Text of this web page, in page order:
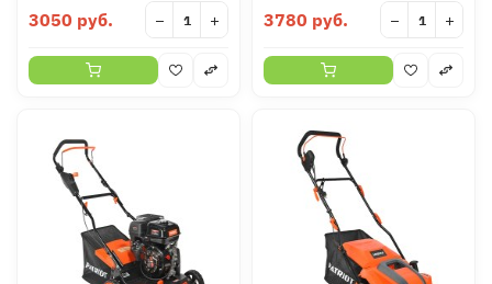
3050 руб. − + 3780 руб. − +